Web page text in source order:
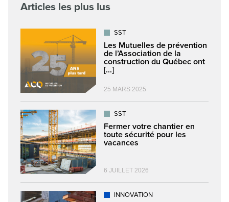
Articles les plus lus
SST
Les Mutuelles de prévention
de l’Association de la
construction du Québec ont
[...]
25 MARS 2025
SST
Fermer votre chantier en
toute sécurité pour les
vacances
6 JUILLET 2026
INNOVATION